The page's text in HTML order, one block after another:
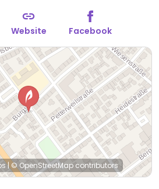
Website Facebook
|© OpenStreetMap contributors